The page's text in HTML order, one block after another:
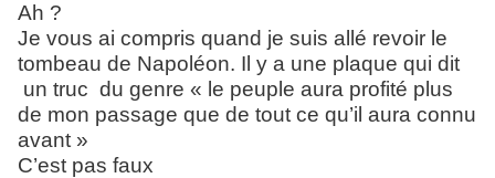
Ah ?
Je vous ai compris quand je suis allé revoir le
tombeau de Napoléon. Il y a une plaque qui dit
un truc du genre « le peuple aura profité plus
de mon passage que de tout ce qu’il aura connu
avant »
C’est pas faux